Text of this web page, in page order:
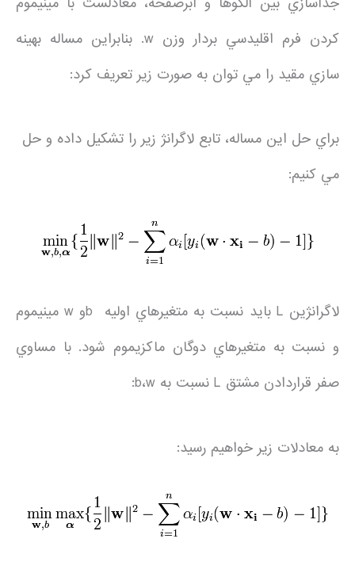
کردن فرم اقليدسي بردار وزن w. بنابراين مساله بهينه
سازي مقيد را مي توان به صورت زير تعريف کرد:
براي حل اين مساله، تابع لاگرانژ زير را تشکيل داده و حل
مي کنيم:
لاگرانژين L بايد نسبت به متغيرهاي اوليه bو w مينيموم
و نسبت به متغيرهاي دوگان ماکزيموم شود. با مساوي
صفر قراردادن مشتق L نسبت به b،w:
به معادلات زير خواهيم رسيد: